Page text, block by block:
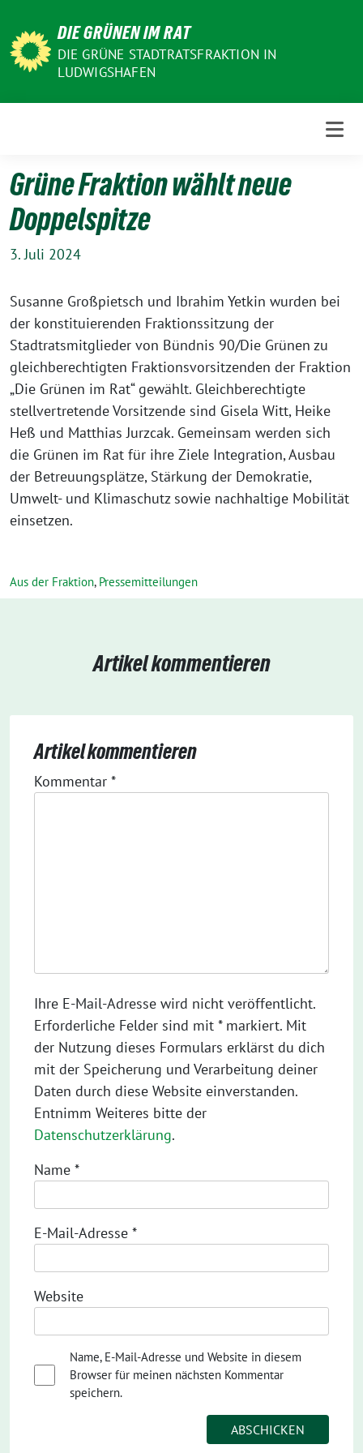
zum
Inhalt
DIE GRÜNEN IM RAT
DIE GRÜNE STADTRATSFRAKTION IN
LUDWIGSHAFEN
Grüne Fraktion wählt neue
Doppelspitze
3. Juli 2024
Susanne Großpietsch und Ibrahim Yetkin wurden bei
der konstituierenden Fraktionssitzung der
Stadtratsmitglieder von Bündnis 90/Die Grünen zu
gleichberechtigten Fraktionsvorsitzenden der Fraktion
„Die Grünen im Rat“ gewählt. Gleichberechtigte
stellvertretende Vorsitzende sind Gisela Witt, Heike
Heß und Matthias Jurzcak. Gemeinsam werden sich
die Grünen im Rat für ihre Ziele Integration, Ausbau
der Betreuungsplätze, Stärkung der Demokratie,
Umwelt- und Klimaschutz sowie nachhaltige Mobilität
einsetzen.
Aus der Fraktion, Pressemitteilungen
Artikel kommentieren
Artikel kommentieren
Kommentar *
Ihre E-Mail-Adresse wird nicht veröffentlicht.
Erforderliche Felder sind mit * markiert. Mit
der Nutzung dieses Formulars erklärst du dich
mit der Speicherung und Verarbeitung deiner
Daten durch diese Website einverstanden.
Entnimm Weiteres bitte der
Datenschutzerklärung.
Name *
E-Mail-Adresse *
Website
Name, E-Mail-Adresse und Website in diesem
Browser für meinen nächsten Kommentar
speichern.